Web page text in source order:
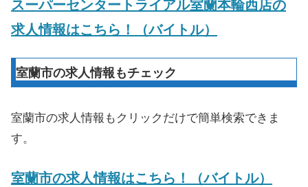
スーパーセンタートライアル室蘭本輪西店の
求人情報はこちら！（バイトル）
室蘭市の求人情報もチェック
室蘭市の求人情報もクリックだけで簡単検索できま
す。
室蘭市の求人情報はこちら！（バイトル）